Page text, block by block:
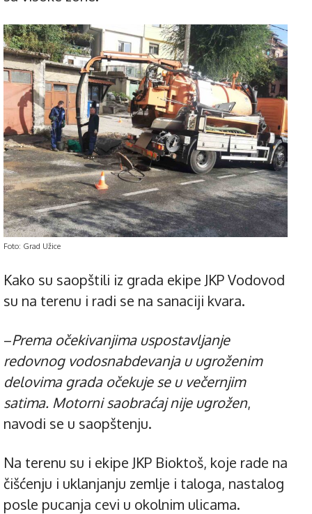
Foto: Grad Užice
Kako su saopštili iz grada ekipe JKP Vodovod
su na terenu i radi se na sanaciji kvara.
–Prema očekivanjima uspostavljanje
redovnog vodosnabdevanja u ugroženim
delovima grada očekuje se u večernjim
satima. Motorni saobraćaj nije ugrožen,
navodi se u saopštenju.
Na terenu su i ekipe JKP Bioktoš, koje rade na
čišćenju i uklanjanju zemlje i taloga, nastalog
posle pucanja cevi u okolnim ulicama.